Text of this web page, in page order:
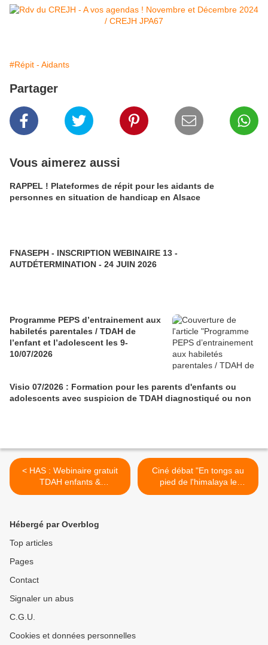
#Répit - Aidants
Partager
Vous aimerez aussi
RAPPEL ! Plateformes de répit pour les aidants de
personnes en situation de handicap en Alsace
FNASEPH - INSCRIPTION WEBINAIRE 13 -
AUTDÉTERMINATION - 24 JUIN 2026
Programme PEPS d’entrainement aux
habiletés parentales / TDAH de
l’enfant et l’adolescent les 9-
10/07/2026
Visio 07/2026 : Formation pour les parents d'enfants ou
adolescents avec suspicion de TDAH diagnostiqué ou non
< HAS : Webinaire gratuit
TDAH enfants &
adolescents : comment
Ciné débat "En tongs au
pied de l'himalaya le
29/11/24 au Vox Strasbourg
Hébergé par Overblog
Top articles
Pages
Contact
Signaler un abus
C.G.U.
Cookies et données personnelles